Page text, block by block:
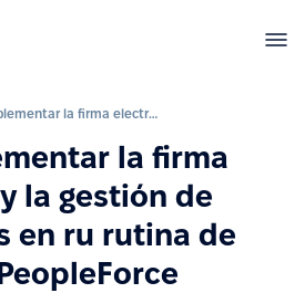
Cómo implementar la firma electrónica y la gestión de documentos en ru rutina de RR.HH. con PeopleForce
la firma
la gestión de
en ru rutina de